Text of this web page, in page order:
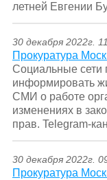
летней Евгении
30 декабря 2022г.
Прокуратура
Социальные сети
информировать
СМИ о работе
изменениях в
прав. Telegram-
30 декабря 2022г.
Прокуратура